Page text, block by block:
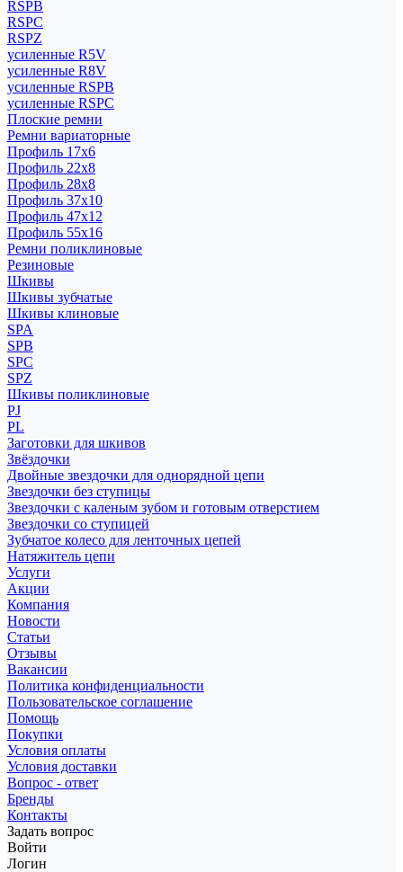
RSPB
RSPC
RSPZ
усиленные R5V
усиленные R8V
усиленные RSPB
усиленные RSPC
Плоские ремни
Ремни вариаторные
Профиль 17x6
Профиль 22x8
Профиль 28x8
Профиль 37x10
Профиль 47x12
Профиль 55x16
Ремни поликлиновые
Резиновые
Шкивы
Шкивы зубчатые
Шкивы клиновые
SPA
SPB
SPC
SPZ
Шкивы поликлиновые
PJ
PL
Заготовки для шкивов
Звёздочки
Двойные звездочки для однорядной цепи
Звездочки без ступицы
Звездочки с каленым зубом и готовым отверстием
Звездочки со ступицей
Зубчатое колесо для ленточных цепей
Натяжитель цепи
Услуги
Акции
Компания
Новости
Статьи
Отзывы
Вакансии
Политика конфиденциальности
Пользовательское соглашение
Помощь
Покупки
Условия оплаты
Условия доставки
Вопрос - ответ
Бренды
Контакты
Задать вопрос
Войти
Логин